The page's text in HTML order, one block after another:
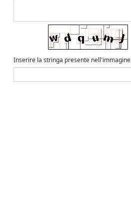
Inserire la stringa presente nell'immagine